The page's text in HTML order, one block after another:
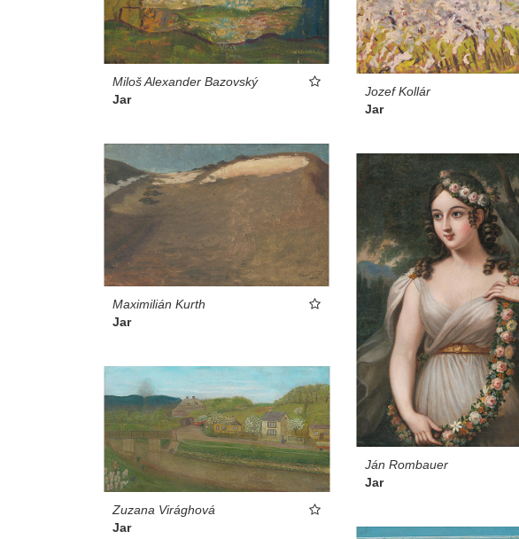
Miloš Alexander Bazovský
Jar
Jozef Kollár
Jar
Maximilián Kurth
Jar
Ján Rombauer
Jar
Zuzana Virághová
Jar